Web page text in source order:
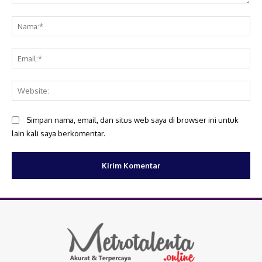
Simpan nama, email, dan situs web saya di browser ini untuk
lain kali saya berkomentar.